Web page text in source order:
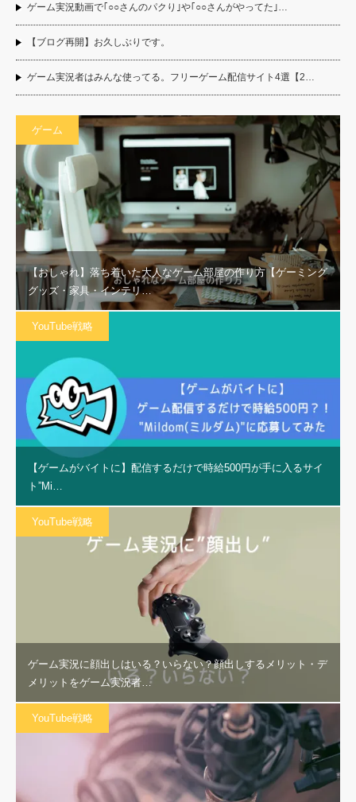
ゲーム実況動画で｢○○さんのパクり｣や｢○○さんがやってた｣…
【ブログ再開】お久しぶりです。
ゲーム実況者はみんな使ってる。フリーゲーム配信サイト4選【2…
ゲーム
【おしゃれ】落ち着いた大人なゲーム部屋の作り方【ゲーミング
グッズ・家具・インテリ…
YouTube戦略
【ゲームがバイトに】配信するだけで時給500円が手に入るサイ
ト”Mi…
YouTube戦略
ゲーム実況に顔出しはいる？いらない？顔出しするメリット・デ
メリットをゲーム実況者…
YouTube戦略